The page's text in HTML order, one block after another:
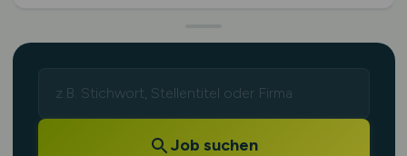
Job suchen